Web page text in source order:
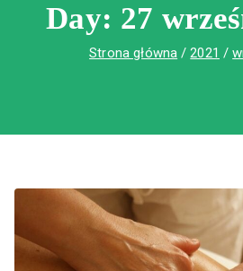
Day: 27
Strona główna 2021